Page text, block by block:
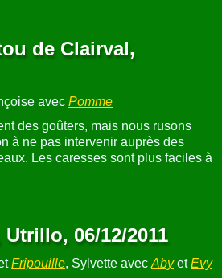
de Clairval,
avec Pomme
des goûters, mais nous rusons
à ne pas intervenir auprès des
Les caresses sont plus faciles à
06/12/2011
Fripouille, Sylvette avec AbyetEvy